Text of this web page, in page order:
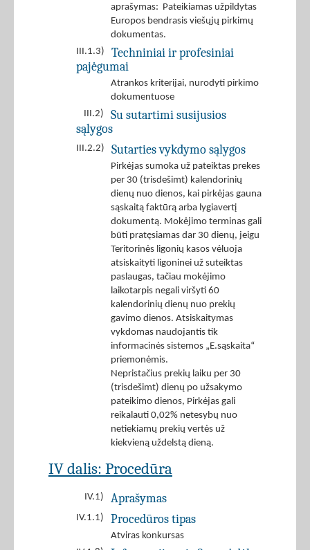
aprašymas: Pateikiamas užpildytas
Europos bendrasis viešųjų pirkimų
dokumentas.
III.1.3)
Techniniai ir profesiniai
pajėgumai
Atrankos kriterijai, nurodyti pirkimo
dokumentuose
III.2)
Su sutartimi susijusios
sąlygos
III.2.2) Sutarties vykdymo sąlygos
Pirkėjas sumoka už pateiktas prekes
per 30 (trisdešimt) kalendorinių
dienų nuo dienos, kai pirkėjas gauna
sąskaitą faktūrą arba lygiavertį
dokumentą. Mokėjimo terminas gali
būti pratęsiamas dar 30 dienų, jeigu
Teritorinės ligonių kasos vėluoja
atsiskaityti ligoninei už suteiktas
paslaugas, tačiau mokėjimo
laikotarpis negali viršyti 60
kalendorinių dienų nuo prekių
gavimo dienos. Atsiskaitymas
vykdomas naudojantis tik
informacinės sistemos „E.sąskaita“
priemonėmis.
Nepristačius prekių laiku per 30
(trisdešimt) dienų po užsakymo
pateikimo dienos, Pirkėjas gali
reikalauti 0,02% netesybų nuo
netiekiamų prekių vertės už
kiekvieną uždelstą dieną.
IV dalis: Procedūra
IV.1) Aprašymas
IV.1.1) Procedūros tipas
Atviras konkursas